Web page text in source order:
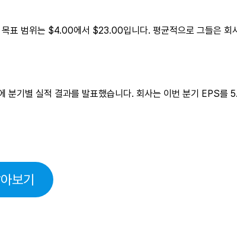
표 범위는 $4.00에서 $23.00입니다. 평균적으로 그들은 회
별 실적 결과를 발표했습니다. 회사는 이번 분기 EPS를
보기